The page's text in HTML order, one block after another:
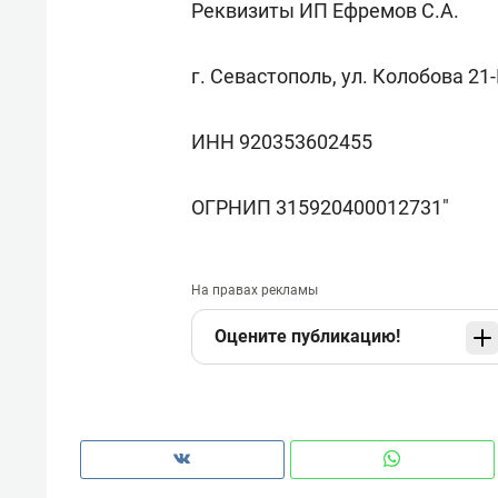
Реквизиты ИП Ефремов С.А.
г. Севастополь, ул. Колобова
ИНН 920353602455
ОГРНИП 315920400012731"
На правах рекламы
Оцените публикацию!